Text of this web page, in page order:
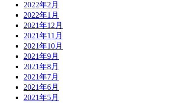
2022年2月
2022年1月
2021年12月
2021年11月
2021年10月
2021年9月
2021年8月
2021年7月
2021年6月
2021年5月